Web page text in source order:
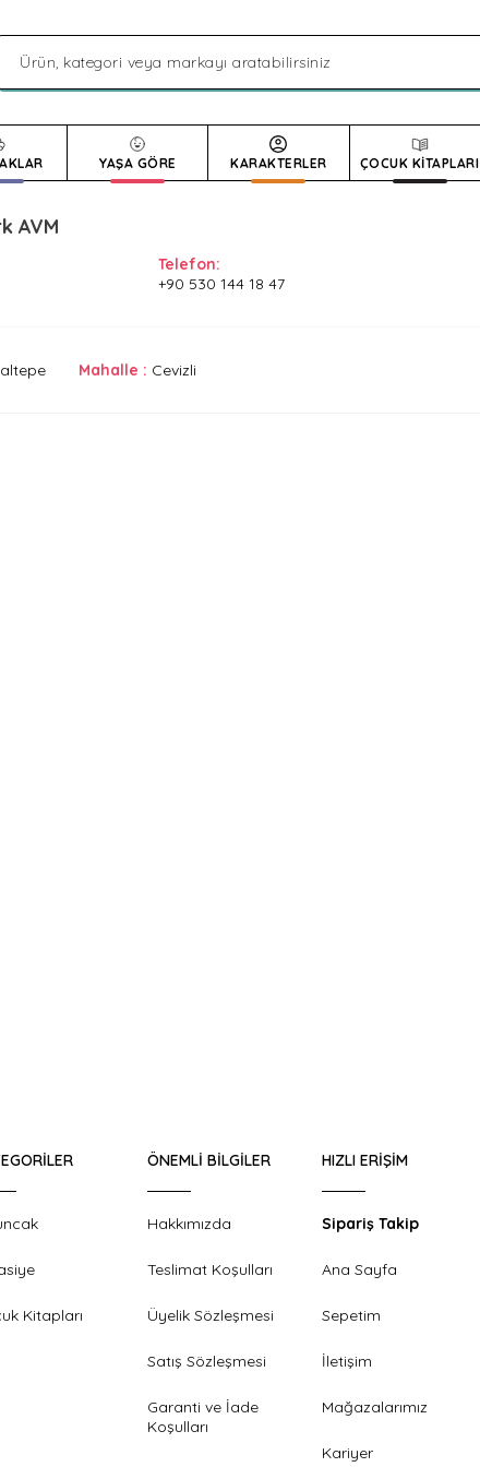
YAŞA GÖRE KARAKTERLER ÇOCUK KİTAPLARI
AVM
Telefon:
+90 530 144 18 47
Mahalle : Cevizli
Kitapları
ÖNEMLI BILGILER
Hakkımızda
Teslimat Koşulları
Üyelik Sözleşmesi
Satış Sözleşmesi
Garanti ve İade
Koşulları
HIZLI ERIŞIM
Sipariş Takip
Ana Sayfa
Sepetim
İletişim
Mağazalarımız
Kariyer